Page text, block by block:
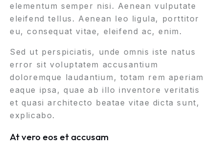
elementum semper nisi. Aenean vulputate
eleifend tellus. Aenean leo ligula, porttitor
eu, consequat vitae, eleifend ac, enim.
Sed ut perspiciatis, unde omnis iste natus
error sit voluptatem accusantium
doloremque laudantium, totam rem aperiam
eaque ipsa, quae ab illo inventore veritatis
et quasi architecto beatae vitae dicta sunt,
explicabo.
At vero eos et accusam